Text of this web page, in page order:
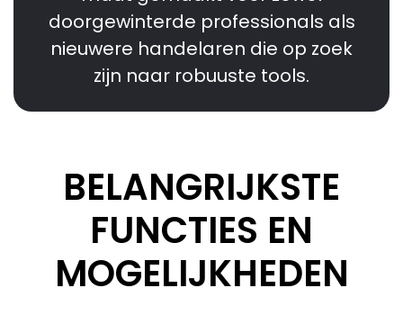
doorgewinterde professionals als
nieuwere handelaren die op zoek
zijn naar robuuste tools.
BELANGRIJKSTE
FUNCTIES EN
MOGELIJKHEDEN